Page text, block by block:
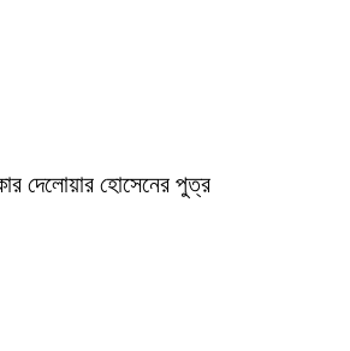
দেলোয়ার হোসেনের পুত্র